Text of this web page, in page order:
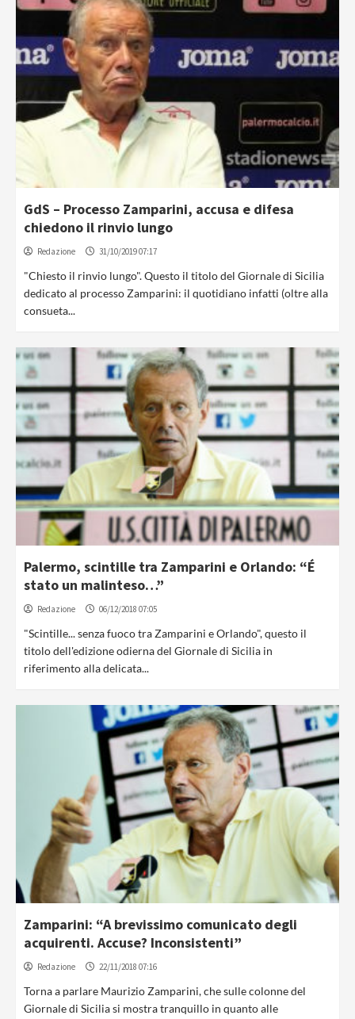
GdS – Processo Zamparini, accusa e difesa
chiedono il rinvio lungo
Redazione 31/10/2019 07:17
"Chiesto il rinvio lungo". Questo il titolo del Giornale di Sicilia
dedicato al processo Zamparini: il quotidiano infatti (oltre alla
consueta...
Palermo, scintille tra Zamparini e Orlando: “É
stato un malinteso…”
Redazione 06/12/2018 07:05
"Scintille... senza fuoco tra Zamparini e Orlando", questo il
titolo dell'edizione odierna del Giornale di Sicilia in
riferimento alla delicata...
Zamparini: “A brevissimo comunicato degli
acquirenti. Accuse? Inconsistenti”
Redazione 22/11/2018 07:16
Torna a parlare Maurizio Zamparini, che sulle colonne del
Giornale di Sicilia si mostra tranquillo in quanto alle